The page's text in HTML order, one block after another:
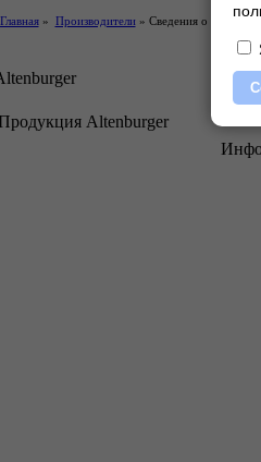
Главная» Производители» Сведения о компании
Altenburger